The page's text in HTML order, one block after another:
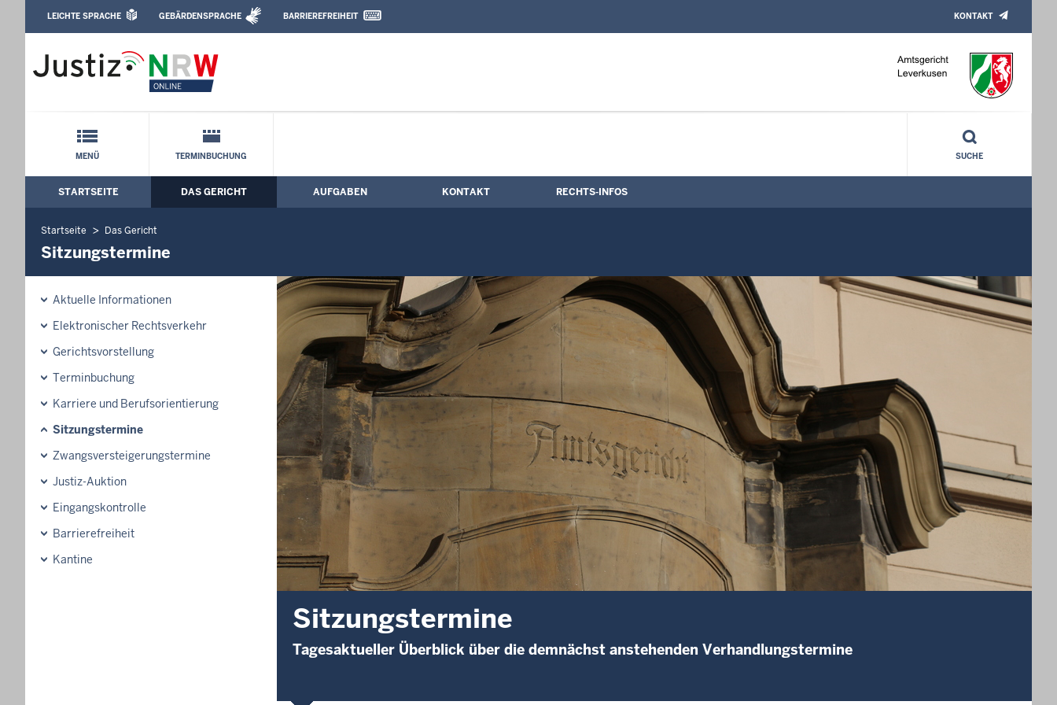
Amtsgericht Leverkusen: Sitzungstermine
Leichte Sprache, Gebärdensprachenvideo und Kontaktformular
LEICHTE SPRACHE GEBÄRDENSPRACHE BARRIEREFREIHEIT KONTAKT
Schnellnavigation mit Volltext-Suche
MENÜ TERMINBUCHUNG SUCHE
Hauptmenü: Hauptnavigation
STARTSEITE DAS GERICHT AUFGABEN KONTAKT RECHTS-INFOS
Startseite Das Gericht
Sitzungstermine
Aktuelle Informationen
Elektronischer Rechtsverkehr
Gerichtsvorstellung
Terminbuchung
Karriere und Berufsorientierung
Sitzungstermine
Zwangsversteigerungstermine
Justiz-Auktion
Eingangskontrolle
Barrierefreiheit
Kantine
Sitzungstermine
Tagesaktueller Überblick über die demnächst anstehenden Verhandlungstermine